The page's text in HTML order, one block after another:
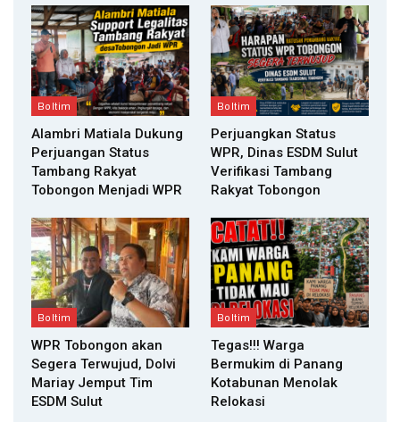
Boltim
Alambri Matiala Dukung
Perjuangan Status
Tambang Rakyat
Tobongon Menjadi WPR
Boltim
Perjuangkan Status
WPR, Dinas ESDM Sulut
Verifikasi Tambang
Rakyat Tobongon
Boltim
WPR Tobongon akan
Segera Terwujud, Dolvi
Mariay Jemput Tim
ESDM Sulut
Boltim
Tegas!!! Warga
Bermukim di Panang
Kotabunan Menolak
Relokasi